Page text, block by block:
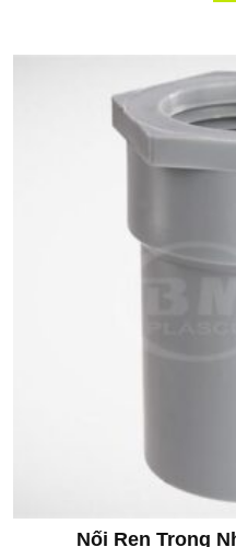
Nối Ren Trong